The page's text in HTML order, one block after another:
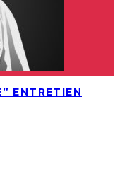
ENTRETIEN